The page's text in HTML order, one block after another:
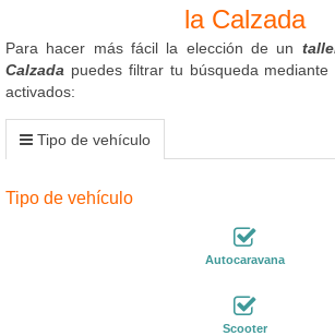
la Calzada
Para hacer más fácil la elección de un
Calzada puedes filtrar tu búsqueda
activados:
Tipo de vehículo
Tipo de vehículo
Autocaravana
Scooter